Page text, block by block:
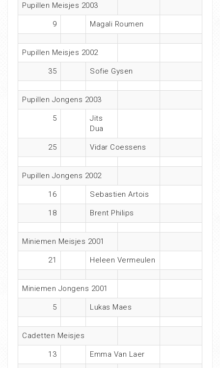
Pupillen Meisjes 2003
9 Magali Roumen
Pupillen Meisjes 2002
35 Sofie Gysen
Pupillen Jongens 2003
5
Jits
Dua
25 Vidar Coessens
Pupillen Jongens 2002
16 Sebastien Artois
18 Brent Philips
Miniemen Meisjes 2001
21 Heleen Vermeulen
Miniemen Jongens 2001
5 Lukas Maes
Cadetten Meisjes
13 Emma Van Laer